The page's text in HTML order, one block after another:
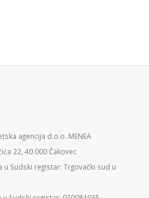
agencija d.o.o. MENEA
22, 40 000 Čakovec
Sudski registar: Trgovački sud u